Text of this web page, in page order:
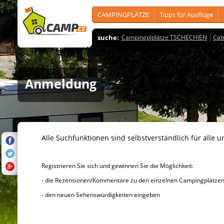
CAMPINGPLÄTZE Tipps für Ausflüge
suche: Campingplplätze TSCHECHIEN
Anmeldung
Alle Suchfunktionen sind selbstverständlich für alle
Registrieren Sie sich und gewinnen Sie die Möglichkeit:
- die Rezensionen/Kommentare zu den einzelnen
- den neuen Sehenswürdigkeiten eingeben